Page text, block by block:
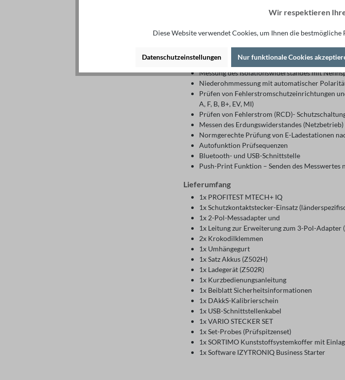
Definiertes Zubehör für spezielle Messaufgaben
Weitbereichsmesseinrichtung für alle
Schleifen- und Netzimpedanzmessung mit DC-
Messung des Isolationswiderstandes mit
Niederohmmessung mit automatischer
Prüfen von Fehlerstromschutzeinrichtungen
A, F, B, B+, EV, MI)
Prüfen von Fehlerstrom (RCD)-
Messen des Erdungswiderstandes (Netzbetrieb)
Normgerechte Prüfung von E-Ladestationen
Autofunktion Prüfsequenzen
Bluetooth- und USB-Schnittstelle
Push-Print Funktion – Senden des Messwertes
Lieferumfang
1x PROFITEST MTECH+ IQ
1x Schutzkontaktstecker-Einsatz
1x 2-Pol-Messadapter und
1x Leitung zur Erweiterung zum 3-Pol-Adapter
2x Krokodilklemmen
1x Umhängegurt
1x Satz Akkus (Z502H)
1x Ladegerät (Z502R)
1x Kurzbedienungsanleitung
1x Beiblatt Sicherheitsinformationen
1x DAkkS-Kalibrierschein
1x USB-Schnittstellenkabel
1x VARIO STECKER SET
1x Set-Probes (Prüfspitzenset)
1x SORTIMO Kunststoffsystemkoffer mit
1x Software IZYTRONIQ Business Starter
Wir respektieren
Diese Website verwendet Cookies, um Ihnen die
Datenschutzeinstellungen Nur funktionale Cookies